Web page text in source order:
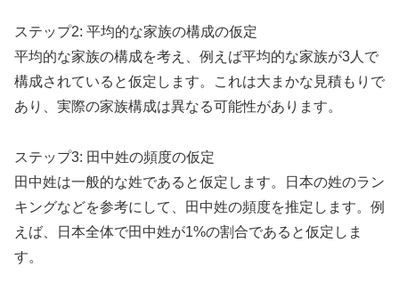
ステップ2: 平均的な家族の構成の仮定
平均的な家族の構成を考え、例えば平均的な家族が3人で
構成されていると仮定します。これは大まかな見積もりで
あり、実際の家族構成は異なる可能性があります。
ステップ3: 田中姓の頻度の仮定
田中姓は一般的な姓であると仮定します。日本の姓のラン
キングなどを参考にして、田中姓の頻度を推定します。例
えば、日本全体で田中姓が1%の割合であると仮定しま
す。